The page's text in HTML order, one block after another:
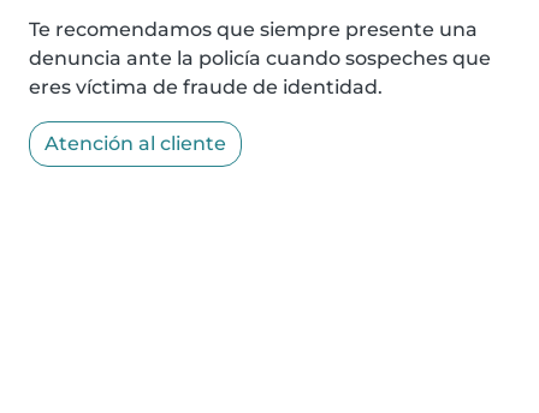
Te recomendamos que siempre presente una
denuncia ante la policía cuando sospeches que
eres víctima de fraude de identidad.
Atención al cliente